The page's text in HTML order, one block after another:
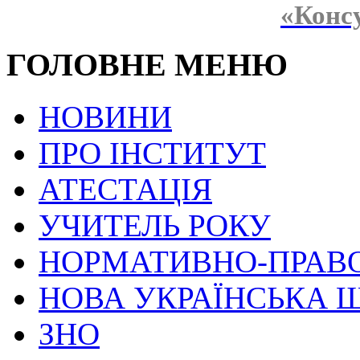
ГОЛОВНЕ МЕНЮ
НОВИНИ
ПРО ІНСТИТУТ
АТЕСТАЦІЯ
УЧИТЕЛЬ РОКУ
НОРМАТИВНО-
НОВА УКРАЇНСЬКА
ЗНО